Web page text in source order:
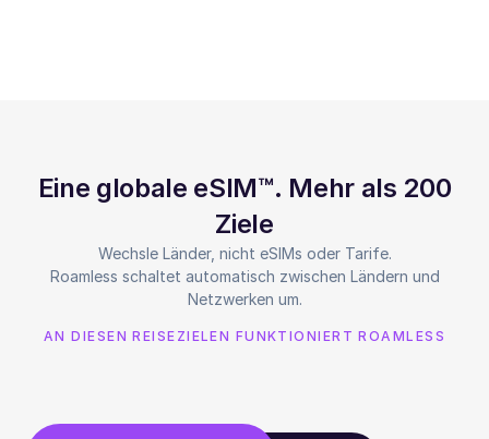
Eine globale eSIM™. Mehr als 200
Ziele
Wechsle Länder, nicht eSIMs oder Tarife.
Roamless schaltet automatisch zwischen Ländern und
Netzwerken um.
AN DIESEN REISEZIELEN FUNKTIONIERT ROAMLESS